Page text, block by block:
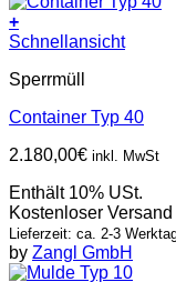
+
Schnellansicht
Sperrmüll
Container Typ 40
2.180,00€ inkl. MwSt
Enthält 10% USt.
Kostenloser Versand
Lieferzeit: ca. 2-3
by Zangl GmbH